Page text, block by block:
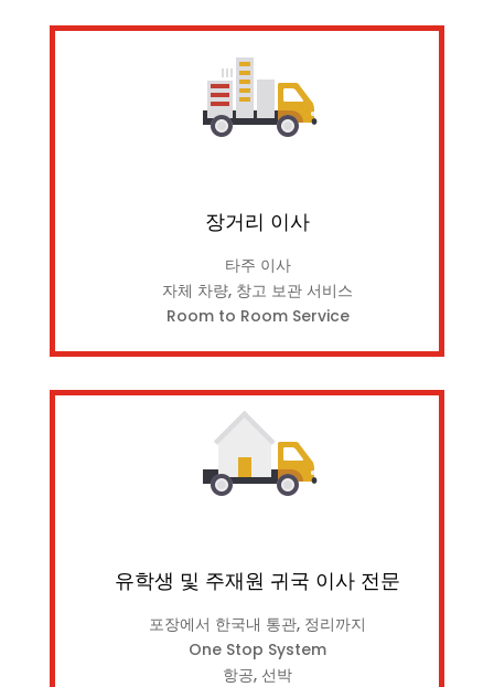
장거리 이사
타주 이사
자체 차량, 창고 보관 서비스
Room to Room Service
유학생 및 주재원 귀국 이사 전문
포장에서 한국내 통관, 정리까지
One Stop System
항공, 선박